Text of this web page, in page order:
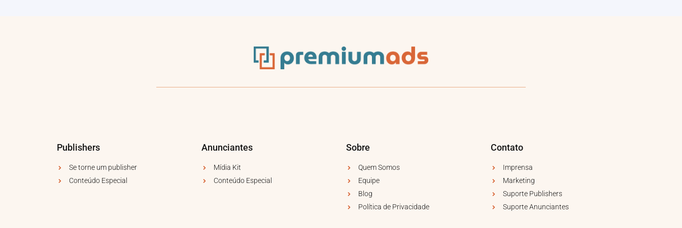
Publishers
Se torne um publisher
Conteúdo Especial
Anunciantes
Mídia Kit
Conteúdo Especial
Sobre
Quem Somos
Equipe
Blog
Política de Privacidade
Contato
Imprensa
Marketing
Suporte Publishers
Suporte Anunciantes